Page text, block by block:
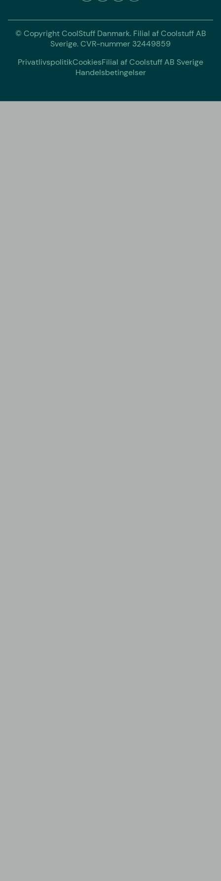
© Copyright CoolStuff Danmark. Filial af Coolstuff AB
Sverige. CVR-nummer 32449859
PrivatlivspolitikCookiesFilial af Coolstuff AB Sverige
Handelsbetingelser